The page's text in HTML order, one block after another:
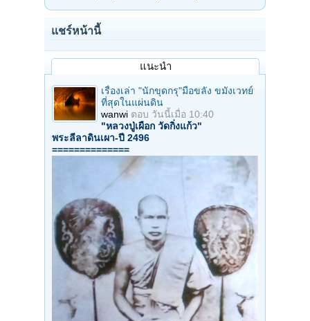
แชร์หน้านี้
แนะนำ
เรื่องเล่า "นักขุดกรุ"มือขลัง ขมังเวทย์
ที่สุดในแผ่นดิน
wanwi ตอบ วันนี้เมื่อ 10:40
"หลวงปู่เผือก วัดกิ่งแก้ว"
พระลีลาดินเผา-ปี 2496
==============